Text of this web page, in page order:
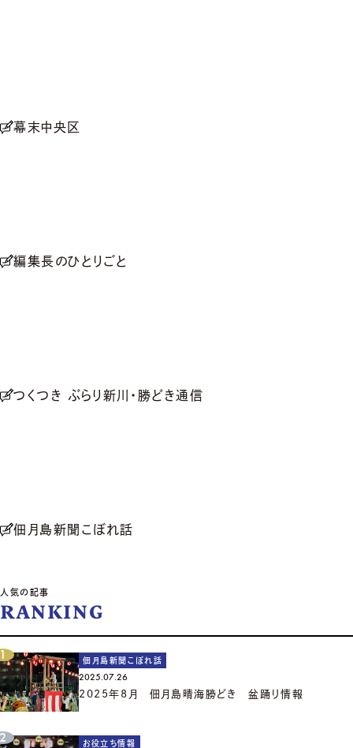
幕末中央区
編集長のひとりごと
つくつき ぶらり新川・勝どき通信
佃月島新聞こぼれ話
人気の記事
RANKING
佃月島新聞こぼれ話
2025.07.26
2025年8月 佃月島晴海勝どき 盆踊り情報
お役立ち情報